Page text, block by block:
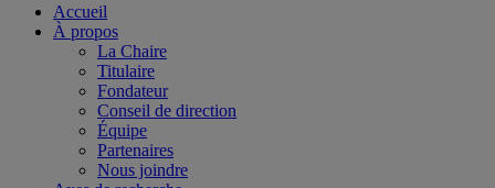
Accueil
À propos
La Chaire
Titulaire
Fondateur
Conseil de direction
Équipe
Partenaires
Nous joindre